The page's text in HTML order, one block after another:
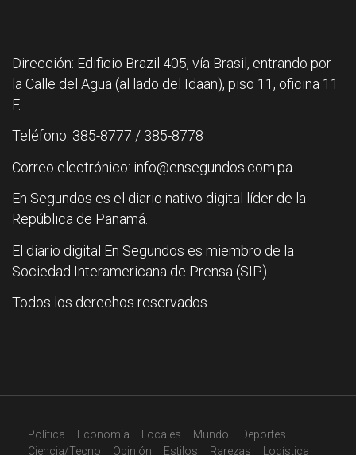
Dirección: Edificio Brazil 405, vía Brasil, entrando por
la Calle del Agua (al lado del Idaan), piso 11, oficina 11
F.
Teléfono: 385-8777 / 385-8778
Correo electrónico: info@ensegundos.com.pa
En Segundos es el diario nativo digital líder de la
República de Panamá.
El diario digital En Segundos es miembro de la
Sociedad Interamericana de Prensa (SIP).
Todos los derechos reservados.
Política Economía Locales Mundo
Deportes
Ciencia/Tecno
Opinión Estilos Rarezas Logística